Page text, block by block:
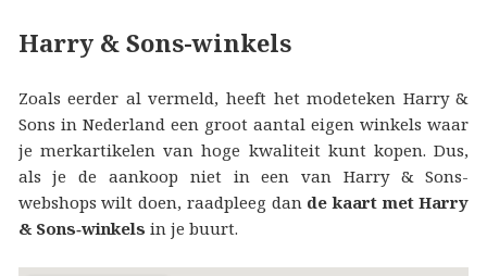
Harry & Sons-winkels
Zoals eerder al vermeld, heeft het modeteken Harry &
Sons in Nederland een groot aantal eigen winkels waar
je merkartikelen van hoge kwaliteit kunt kopen. Dus,
als je de aankoop niet in een van Harry & Sons-
webshops wilt doen, raadpleeg dan de kaart met Harry
& Sons‑winkels in je buurt.